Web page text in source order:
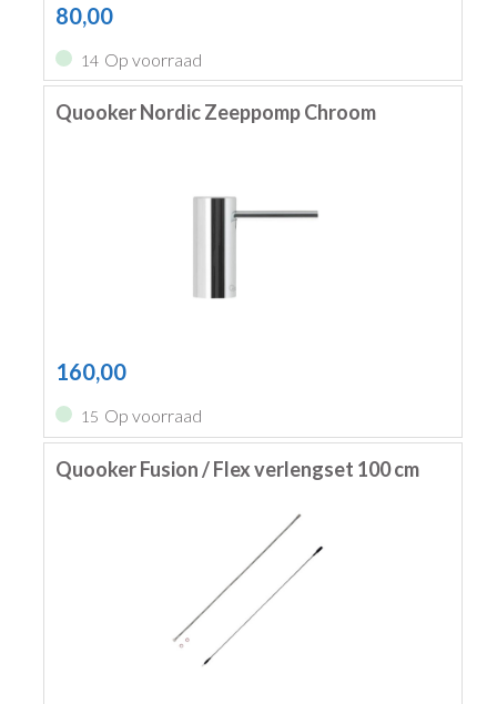
80,00
14 Op voorraad
Quooker Nordic Zeeppomp Chroom
160,00
15 Op voorraad
Quooker Fusion / Flex verlengset 100 cm